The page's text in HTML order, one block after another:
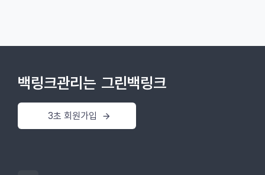
백링크관리는 그린백링크
3초 회원가입